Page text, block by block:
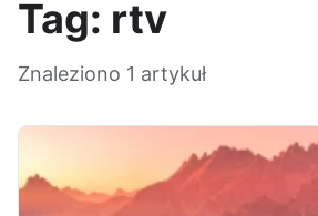
Tag: rtv
Znaleziono 1 artykuł